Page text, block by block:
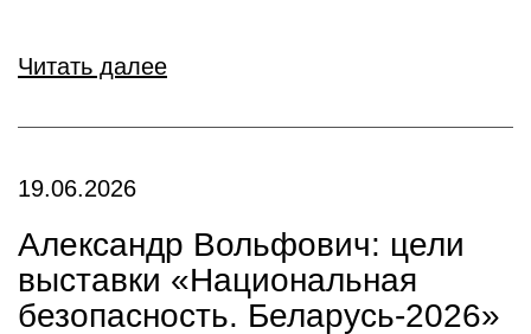
Читать далее
19.06.2026
Александр Вольфович: цели
выставки «Национальная
безопасность. Беларусь-2026»